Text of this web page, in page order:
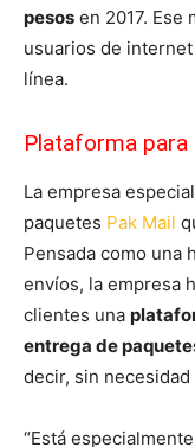
pesos en 2017. Ese
usuarios de
línea.
Plataforma
La empresa
paquetes Pak Mail
Pensada como una
envíos, la empresa
clientes una
entrega de
decir, sin
“Está